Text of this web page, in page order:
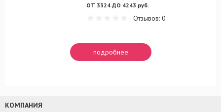
ОТ 3324 ДО 4243 руб.
Отзывов: 0
подробнее
КОМПАНИЯ